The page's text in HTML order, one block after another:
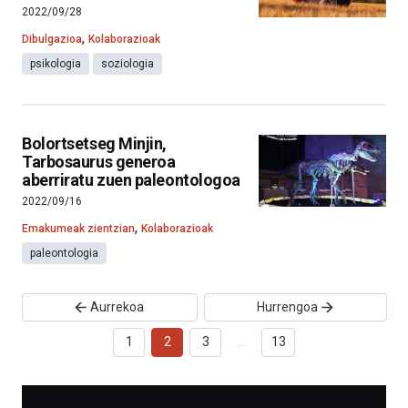
2022/09/28
Dibulgazioa, Kolaborazioak
psikologia
soziologia
Bolortsetseg Minjin,
Tarbosaurus generoa
aberriratu zuen paleontologoa
2022/09/16
Emakumeak zientzian, Kolaborazioak
paleontologia
Aurrekoa Hurrengoa
1 2 3 … 13